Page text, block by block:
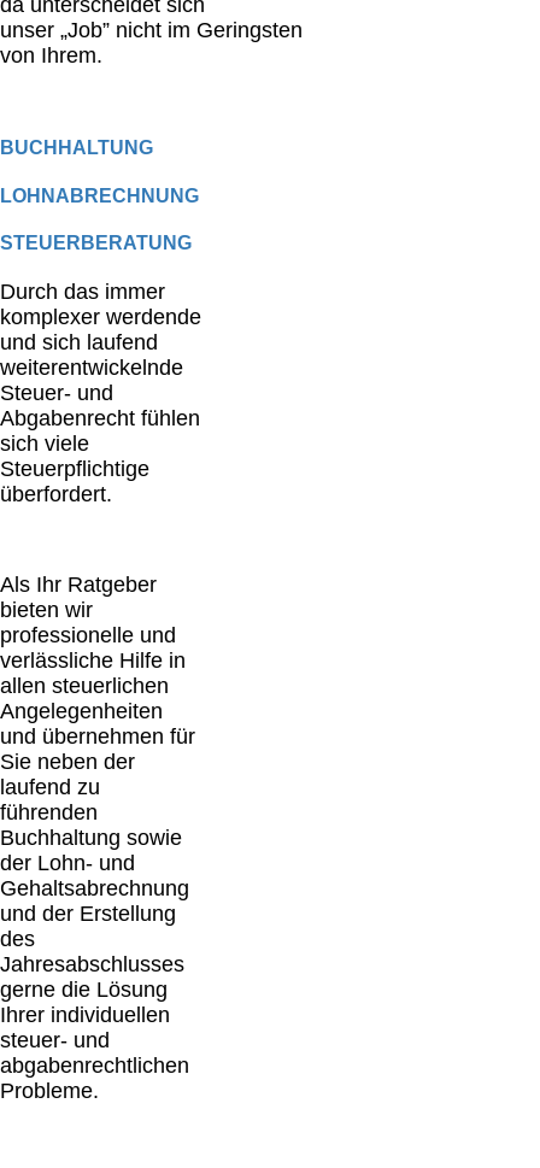
da unterscheidet sich
unser „Job” nicht im Geringsten
von Ihrem.
BUCHHALTUNG
LOHNABRECHNUNG
STEUERBERATUNG
Durch das immer
komplexer werdende
und sich laufend
weiterentwickelnde
Steuer- und
Abgabenrecht fühlen
sich viele
Steuerpflichtige
überfordert.
Als Ihr Ratgeber
bieten wir
professionelle und
verlässliche Hilfe in
allen steuerlichen
Angelegenheiten
und übernehmen für
Sie neben der
laufend zu
führenden
Buchhaltung sowie
der Lohn- und
Gehaltsabrechnung
und der Erstellung
des
Jahresabschlusses
gerne die Lösung
Ihrer individuellen
steuer- und
abgabenrechtlichen
Probleme.